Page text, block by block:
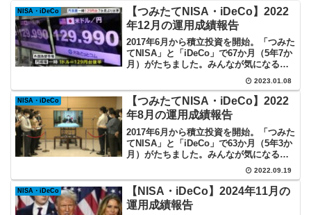
NISA・iDeCo
【つみたてNISA・iDeCo】2022
年12月の運用成績報告
2017年6月から積立投資を開始。「つみた
てNISA」と「iDeCo」で67か月（5年7か
月）がたちました。みんなが気になるイ
ンデックス投資の実際を記録していま
2023.01.08
NISA・iDeCo
【つみたてNISA・iDeCo】2022
年8月の運用成績報告
2017年6月から積立投資を開始。「つみた
てNISA」と「iDeCo」で63か月（5年3か
月）がたちました。みんなが気になるイ
ンデックス投資の実際を記録していま
2022.09.19
NISA・iDeCo
【NISA・iDeCo】2024年11月の
運用成績報告